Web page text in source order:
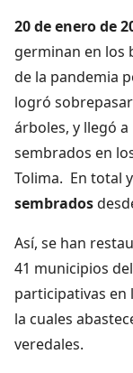
20 de enero de
germinan en los
de la pandemia
logró
árboles, y llegó
sembrados en
Tolima. En total
sembrados
Así, se han
41 municipios
participativas en
la cuales
veredales.